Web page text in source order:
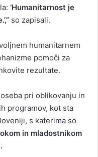
‘Humanitarnost je
so zapisali.
humanitarnem
pomoči za
rezultate.
pri oblikovanju in
programov, kot sta
s katerima so
in mladostnikom